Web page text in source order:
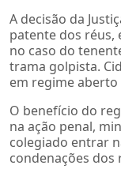
A decisão da
patente dos réus,
no caso do
trama golpista.
em regime
O benefício do
na ação penal,
colegiado entrar
condenações